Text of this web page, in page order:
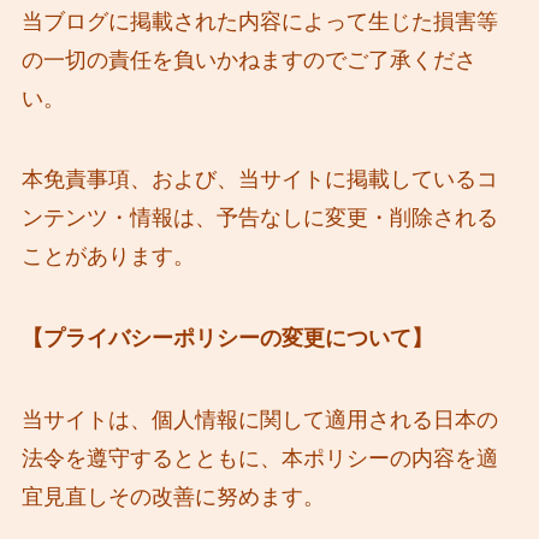
当ブログに掲載された内容によって生じた損害等
の一切の責任を負いかねますのでご了承くださ
い。
本免責事項、および、当サイトに掲載しているコ
ンテンツ・情報は、予告なしに変更・削除される
ことがあります。
【プライバシーポリシーの変更について】
当サイトは、個人情報に関して適用される日本の
法令を遵守するとともに、本ポリシーの内容を適
宜見直しその改善に努めます。